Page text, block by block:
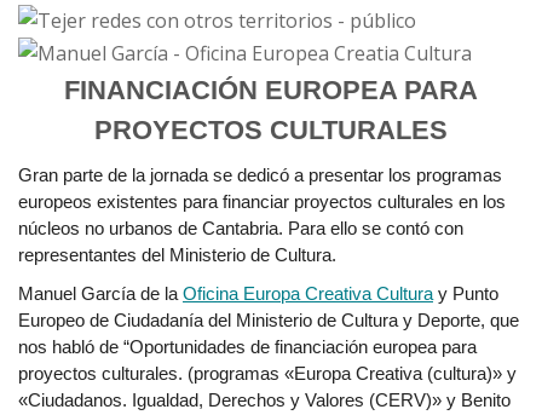
FINANCIACIÓN EUROPEA PARA
PROYECTOS CULTURALES
Gran parte de la jornada se dedicó a presentar los programas
europeos existentes para financiar proyectos culturales en los
núcleos no urbanos de Cantabria. Para ello se contó con
representantes del Ministerio de Cultura.
Manuel García de la Oficina Europa Creativa Cultura y Punto
Europeo de Ciudadanía del Ministerio de Cultura y Deporte, que
nos habló de “Oportunidades de financiación europea para
proyectos culturales. (programas «Europa Creativa (cultura)» y
«Ciudadanos. Igualdad, Derechos y Valores (CERV)» y Benito